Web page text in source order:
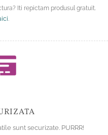
Iti repictam produsul gratuit.
.
sunt securizate. PURRR!